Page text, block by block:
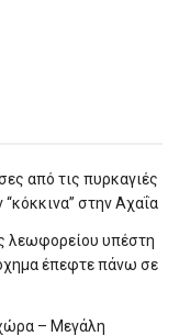
από τις πυρκαγιές
στην Αχαΐα
λεωφορείου υπέστη
έπεφτε πάνω σε
χώρα – Μεγάλη